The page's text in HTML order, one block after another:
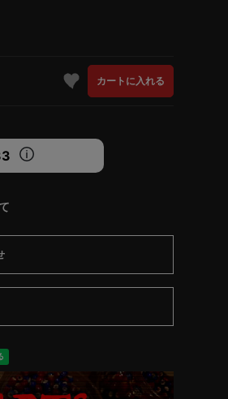
カートに入れる